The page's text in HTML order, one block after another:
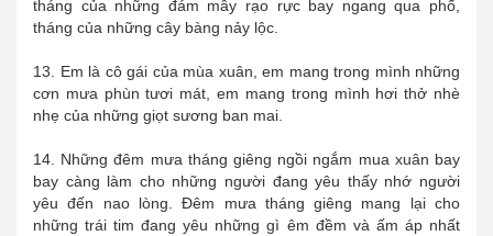
tháng của những đám mây rạo rực bay ngang qua phố,
tháng của những cây bàng nảy lộc.
13. Em là cô gái của mùa xuân, em mang trong mình những
cơn mưa phùn tươi mát, em mang trong mình hơi thở nhè
nhẹ của những giọt sương ban mai.
14. Những đêm mưa tháng giêng ngồi ngắm mua xuân bay
bay càng làm cho những người đang yêu thấy nhớ người
yêu đến nao lòng. Đêm mưa tháng giêng mang lại cho
những trái tim đang yêu những gì êm đềm và ấm áp nhất